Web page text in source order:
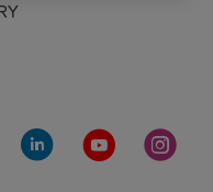
Facebook de Allianz
sur la page Twitter de
Aller sur la page
Aller sur la
Aller